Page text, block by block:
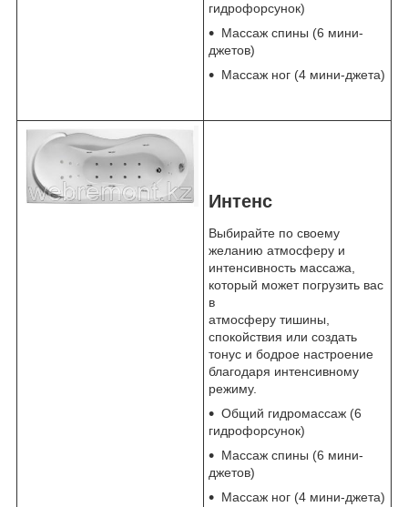
гидрофорсунок)
Массаж спины (6 мини-
джетов)
Массаж ног (4 мини-джета)
Интенс
Выбирайте по своему
желанию атмосферу и
интенсивность массажа,
который может погрузить вас
в
атмосферу тишины,
спокойствия или создать
тонус и бодрое настроение
благодаря интенсивному
режиму.
Общий гидромассаж (6
гидрофорсунок)
Массаж спины (6 мини-
джетов)
Массаж ног (4 мини-джета)